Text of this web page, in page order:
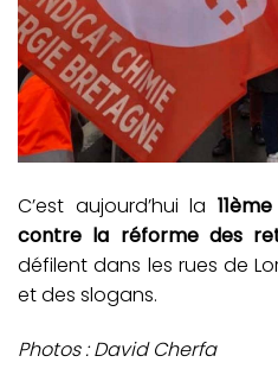
C’est aujourd’hui la
contre la réforme des
défilent dans les rues de
et des slogans.
Photos : David Cherfa